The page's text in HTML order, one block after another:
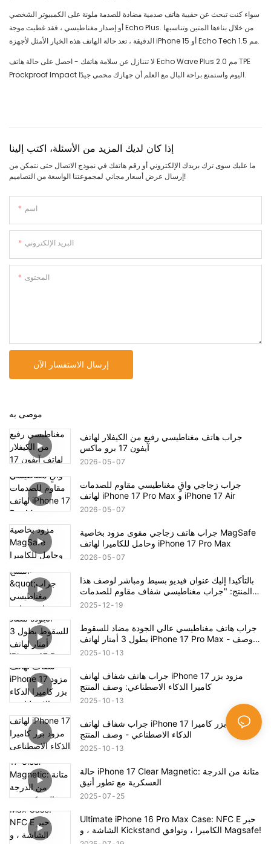
سواء كنت تبحث عن حقيبة هاتف صدمية مضادة للصدمة ملونة على الكمبيوتر الشخصي
أو إصدار مغناطيسي ، فقد غطيت موجة Echo Plus. من خلال بناءها المتين وتناسبها
الدقيقة ، تعد حالة الهاتف هذه الخيار الأمثل لأجهزة iPhone 15 أو Echo Tech 1.5 مم.
لا تتنازل عن سلامة هاتفك - احصل على حالة هاتف Echo Wave Plus 2.0 مم TPE
Prockproof Impact اليوم واستمتع براحة البال مع العلم أن جهازك محمي جيدًا.
إذا كان لديك المزيد من الأسئلة، اكتب إلينا
ما عليك سوى ترك بريدك الإلكتروني أو رقم هاتفك في نموذج الاتصال حتى نتمكن من
إرسال عرض أسعار مجاني لمجموعتنا الواسعة من التصاميم!
اسم
البريد الإلكتروني
المحتوى
إرسال الاستفسار الآن
موصى به
جراب هاتف مغناطيسي رفيع من الكيفلار لهاتف
آيفون 17 برو ماكس
2026 05 07
جراب زجاجي واقٍ مغناطيسي مقاوم للصدمات
لهاتف iPhone 17 Pro Max و iPhone 17 Air
2026 05 07
جراب هاتف زجاجي مقوى مزود بخاصية MagSafe
وحامل للكاميرا لهاتف iPhone 17 Pro Max
2026 05 07
بالتأكيد! إليك عنوان فيديو بسيط ومباشر لوصف هذا
المنتج: "جراب مغناطيسي شفاف مقاوم للصدمات
2025 12 19
جراب هاتف مغناطيسي عالي الجودة مضاد للسقوط
بطول 3 أمتار لهاتف iPhone 17 Pro Max - وصف
المنتج
2025 10 13
جراب هاتف شفاف لهاتف iPhone 17 مزود بزر
كاميرا الذكاء الاصطناعي: وصف المنتج
2025 10 13
جراب شفاف لهاتف iPhone 17 مزود بزر كاميرا
الذكاء الاصطناعي - وصف المنتج
2025 10 13
حالة iPhone 17 Clear Magnetic: متانة من الدرجة
العسكرية مع تطور أنيق
2025 07 25
Ultimate iPhone 16 Pro Max Case: NFC E حبر
الشاشة ، و Kickstand الكاميرا ، وتوافق Magsafe!